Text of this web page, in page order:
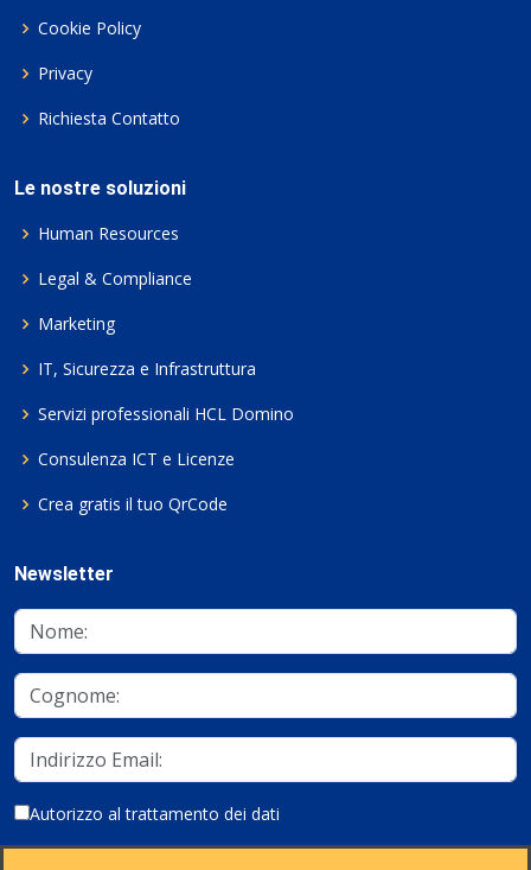
Cookie Policy
Privacy
Richiesta Contatto
Le nostre soluzioni
Human Resources
Legal & Compliance
Marketing
IT, Sicurezza e Infrastruttura
Servizi professionali HCL Domino
Consulenza ICT e Licenze
Crea gratis il tuo QrCode
Newsletter
Autorizzo al trattamento dei dati